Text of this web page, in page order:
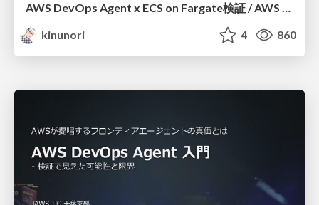
AWS DevOps Agent x ECS on Fargate検証 / AWS DevOps Agent x ECS on Fargate
kinunori
4 860